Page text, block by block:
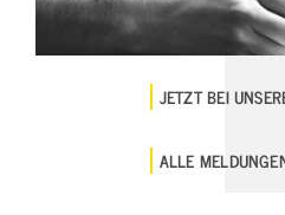
JETZT BEI
ALLE